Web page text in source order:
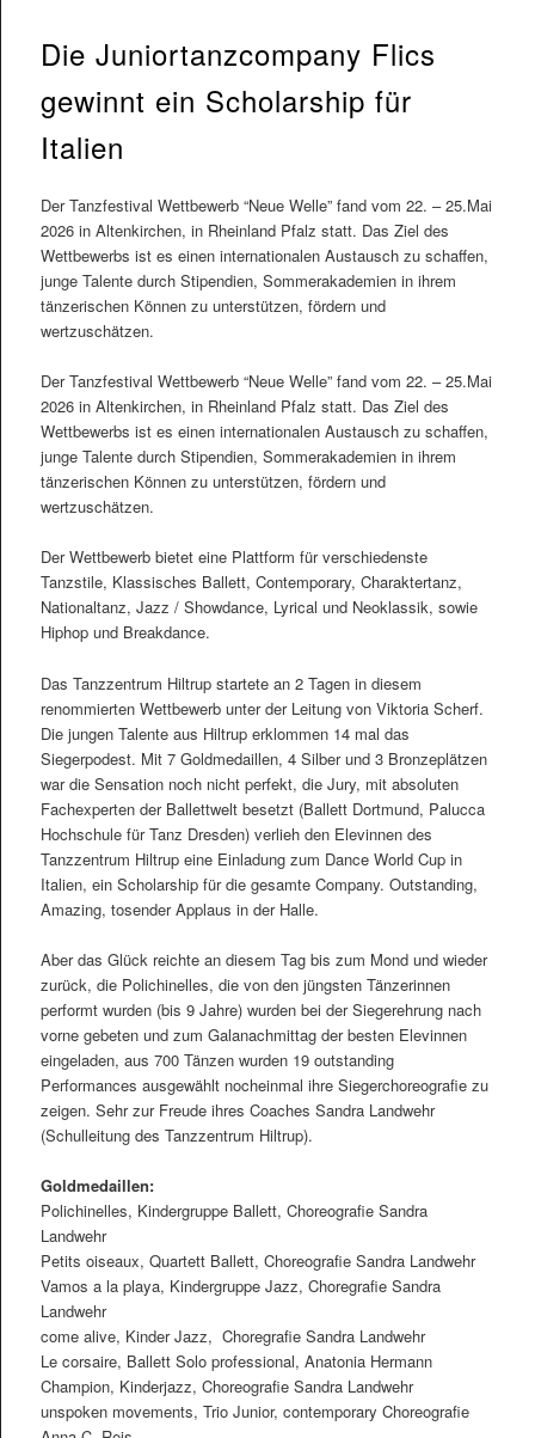
Die Juniortanzcompany Flics
gewinnt ein Scholarship für
Italien
Der Tanzfestival Wettbewerb “Neue Welle” fand vom 22. – 25.Mai
2026 in Altenkirchen, in Rheinland Pfalz statt. Das Ziel des
Wettbewerbs ist es einen internationalen Austausch zu schaffen,
junge Talente durch Stipendien, Sommerakademien in ihrem
tänzerischen Können zu unterstützen, fördern und
wertzuschätzen.
Der Tanzfestival Wettbewerb “Neue Welle” fand vom 22. – 25.Mai
2026 in Altenkirchen, in Rheinland Pfalz statt. Das Ziel des
Wettbewerbs ist es einen internationalen Austausch zu schaffen,
junge Talente durch Stipendien, Sommerakademien in ihrem
tänzerischen Können zu unterstützen, fördern und
wertzuschätzen.
Der Wettbewerb bietet eine Plattform für verschiedenste
Tanzstile, Klassisches Ballett, Contemporary, Charaktertanz,
Nationaltanz, Jazz / Showdance, Lyrical und Neoklassik, sowie
Hiphop und Breakdance.
Das Tanzzentrum Hiltrup startete an 2 Tagen in diesem
renommierten Wettbewerb unter der Leitung von Viktoria Scherf.
Die jungen Talente aus Hiltrup erklommen 14 mal das
Siegerpodest. Mit 7 Goldmedaillen, 4 Silber und 3 Bronzeplätzen
war die Sensation noch nicht perfekt, die Jury, mit absoluten
Fachexperten der Ballettwelt besetzt (Ballett Dortmund, Palucca
Hochschule für Tanz Dresden) verlieh den Elevinnen des
Tanzzentrum Hiltrup eine Einladung zum Dance World Cup in
Italien, ein Scholarship für die gesamte Company. Outstanding,
Amazing, tosender Applaus in der Halle.
Aber das Glück reichte an diesem Tag bis zum Mond und wieder
zurück, die Polichinelles, die von den jüngsten Tänzerinnen
performt wurden (bis 9 Jahre) wurden bei der Siegerehrung nach
vorne gebeten und zum Galanachmittag der besten Elevinnen
eingeladen, aus 700 Tänzen wurden 19 outstanding
Performances ausgewählt nocheinmal ihre Siegerchoreograﬁe zu
zeigen. Sehr zur Freude ihres Coaches Sandra Landwehr
(Schulleitung des Tanzzentrum Hiltrup).
Goldmedaillen:
Polichinelles, Kindergruppe Ballett, Choreograﬁe Sandra
Landwehr
Petits oiseaux, Quartett Ballett, Choreograﬁe Sandra Landwehr
Vamos a la playa, Kindergruppe Jazz, Choregraﬁe Sandra
Landwehr
come alive, Kinder Jazz, Choregraﬁe Sandra Landwehr
Le corsaire, Ballett Solo professional, Anatonia Hermann
Champion, Kinderjazz, Choreograﬁe Sandra Landwehr
unspoken movements, Trio Junior, contemporary Choreograﬁe